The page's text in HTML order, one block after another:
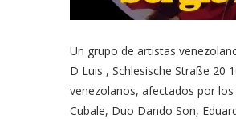
Un grupo de artistas
D Luis , Schlesische Straße 20
venezolanos, afectados por
Cubale, Duo Dando Son,